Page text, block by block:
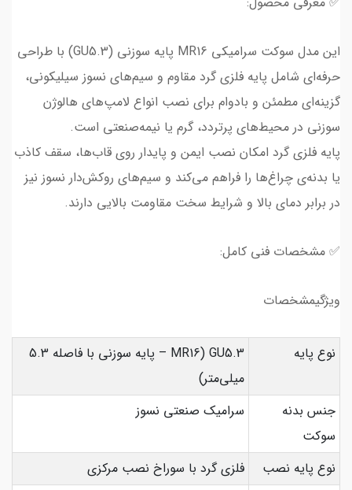
این مدل سوکت سرامیکی MR16 پایه سوزنی (GU5.3) با طراحی
حرفه‌ای شامل پایه فلزی گرد مقاوم و سیم‌های نسوز سیلیکونی،
گزینه‌ای مطمئن و بادوام برای نصب انواع لامپ‌های هالوژن
سوزنی در محیط‌های پرتردد، گرم یا نیمه‌صنعتی است.
پایه فلزی گرد امکان نصب ایمن و پایدار روی قاب‌ها، سقف کاذب
یا بدنه‌ی چراغ‌ها را فراهم می‌کند و سیم‌های روکش‌دار نسوز نیز
در برابر دمای بالا و شرایط سخت مقاومت بالایی دارند.
✅ مشخصات فنی کامل:
ویژگیمشخصات
نوع پایه
GU5.3 (MR16 – پایه سوزنی با فاصله 5.3
میلی‌متر)
جنس بدنه
سوکت
سرامیک صنعتی نسوز
نوع پایه نصب
فلزی گرد با سوراخ نصب مرکزی